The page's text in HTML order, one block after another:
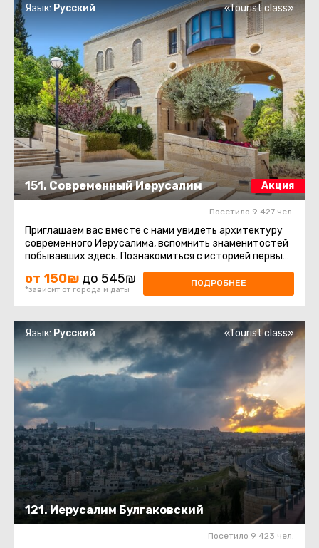
151. Современный Иерусалим Акция
Язык: Русский «Tourist class»
Посетило 9 427 чел.
Приглашаем вас вместе с нами увидеть архитектуру
современного Иерусалима, вспомнить знаменитостей
побывавших здесь. Познакомиться с историей первых
от 150₪ до 545₪
*зависит от города и даты
ПОДРОБНЕЕ
121. Иерусалим Булгаковский
Язык: Русский «Tourist class»
Посетило 9 423 чел.